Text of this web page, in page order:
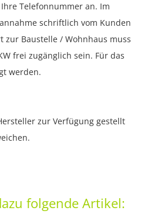
Telefonnummer an. Im
schriftlich vom Kunden
zur Baustelle / Wohnhaus muss
frei zugänglich sein. Für das
werden.
zur Verfügung gestellt
folgende Artikel: